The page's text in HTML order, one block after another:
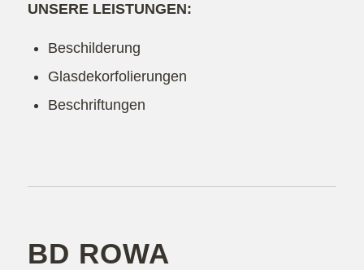
UNSERE LEISTUNGEN:
Beschilderung
Glasdekorfolierungen
Beschriftungen
BD ROWA